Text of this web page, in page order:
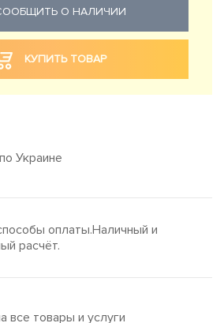
О НАЛИЧИИ
КУПИТЬ ТОВАР
Украине
оплаты.Наличный и
расчёт.
все товары и услуги